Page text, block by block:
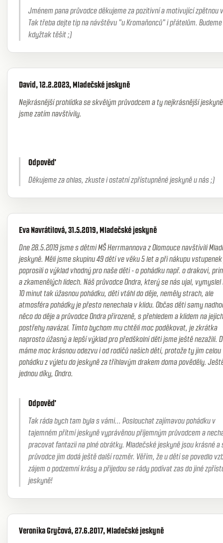
Jménem pana průvodce děkujeme za pozitivní a motivující zpětnou
Tak třeba dejte tip na návštěvu "u Kromaňonců" i přátelům.
kdyžtak těšit ;)
David, 12.2.2023, Mladečské jeskyně
Nejkrásnější prohlídka se skvělým průvodcem a ty nejkrásnější
jsme zatím navštívily.
Odpověď
Děkujeme za ohlas, zkuste i ostatní zpřístupněné jeskyně u nás ;)
Eva Navrátilová, 31.5.2019, Mladečské jeskyně
Dne 28.5.2019 jsme s dětmi MŠ Herrmannova z Olomouce navštívili
jeskyně. Měli jsme skupinu 49 dětí ve věku 5 let a při nákupu
poprosili o výklad vhodný pro naše děti - o pohádku např. o drakovi,
a zkamenělých lidech. Náš průvodce Ondra, který se nás ujal, vymyslel
10 minut tak úžasnou pohádku, děti vtáhl do děje, neměly strach, ale
atmosféra pohádky je přesto nenechala v klidu. Občas děti samy
něco do děje a průvodce Ondra přirozeně, s přehledem a klidem na jejich
postřehy navázal. Tímto bychom mu chtěli moc poděkovat, je zkrátka
naprosto úžasný a lepší výklad pro předškolní děti jsme ještě nezažili.
máme moc krásnou odezvu i od rodičů našich dětí, protože ty jim celou
pohádku z výletu do jeskyně za tříhlavým drakem doma pověděly.
jednou díky, Ondro.
Odpověď
Tak ráda bych tam byla s vámi... Poslouchat zajímavou pohádku v
tajemném přítmí jeskyně vyprávěnou příjemným průvodcem a
pracovat fantazii na plné obrátky. Mladečské jeskyně jsou krásné a
průvodce jim dodá ještě další rozměr. Věřím, že u dětí se povedlo
zájem o podzemní krásy a přijedou se rády podívat zas do jiné
jeskyně!
Veronika Gryčová, 27.6.2017, Mladečské jeskyně